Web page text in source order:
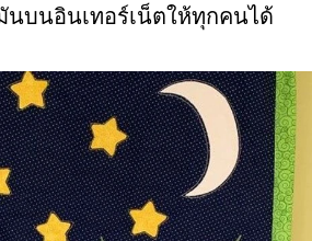
บนอินเทอร์เน็ตให้ทุกคนได้